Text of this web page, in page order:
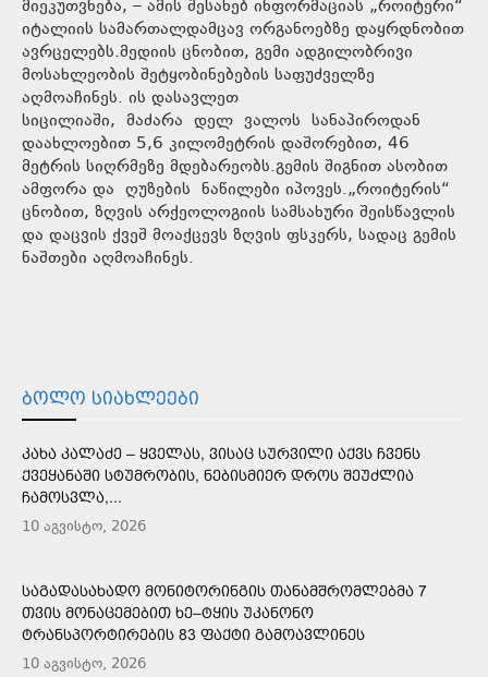
მიეკუთვნება, – ამის შესახებ ინფორმაციას „როიტერი“
იტალიის სამართალდამცავ ორგანოებზე დაყრდნობით
ავრცელებს.მედიის ცნობით, გემი ადგილობრივი
მოსახლეობის შეტყობინებების საფუძველზე
აღმოაჩინეს. ის დასავლეთ
სიცილიაში, მაძარა დელ ვალოს სანაპიროდან
დაახლოებით 5,6 კილომეტრის დაშორებით, 46
მეტრის სიღრმეზე მდებარეობს.გემის შიგნით ასობით
ამფორა და ღუზების ნაწილები იპოვეს.„როიტერის“
ცნობით, ზღვის არქეოლოგიის სამსახური შეისწავლის
და დაცვის ქვეშ მოაქცევს ზღვის ფსკერს, სადაც გემის
ნაშთები აღმოაჩინეს.
ᲑᲝᲚᲝ ᲡᲘᲐᲮᲚᲔᲔᲑᲘ
ᲙᲐᲮᲐ ᲙᲐᲚᲐᲫᲔ – ᲧᲕᲔᲚᲐᲡ, ᲕᲘᲡᲐᲪ ᲡᲣᲠᲕᲘᲚᲘ ᲐᲥᲕᲡ ᲩᲕᲔᲜᲡ
ᲥᲕᲔᲧᲐᲜᲐᲨᲘ ᲡᲢᲣᲛᲠᲝᲑᲘᲡ, ᲜᲔᲑᲘᲡᲛᲘᲔᲠ ᲓᲠᲝᲡ ᲨᲔᲣᲫᲚᲘᲐ
ᲩᲐᲛᲝᲡᲕᲚᲐ,...
10 აგვისტო, 2026
ᲡᲐᲒᲐᲓᲐᲡᲐᲮᲐᲓᲝ ᲛᲝᲜᲘᲢᲝᲠᲘᲜᲒᲘᲡ ᲗᲐᲜᲐᲛᲨᲠᲝᲛᲚᲔᲑᲛᲐ 7
ᲗᲕᲘᲡ ᲛᲝᲜᲐᲪᲔᲛᲔᲑᲘᲗ ᲮᲔ–ᲢᲧᲘᲡ ᲣᲙᲐᲜᲝᲜᲝ
ᲢᲠᲐᲜᲡᲞᲝᲠᲢᲘᲠᲔᲑᲘᲡ 83 ᲤᲐᲥᲢᲘ ᲒᲐᲛᲝᲐᲕᲚᲘᲜᲔᲡ
10 აგვისტო, 2026